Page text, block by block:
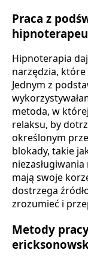
Praca z
Hipnoterapia
narzędzia,
Jednym z
metoda, w
relaksu, by
określonym
blokady, takie
mają swoje
dostrzega
zrozumieć i
Metody